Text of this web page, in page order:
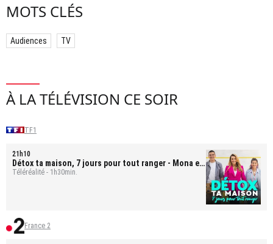
MOTS CLÉS
Audiences TV
À LA TÉLÉVISION CE SOIR
TF1
21h10
Détox ta maison, 7 jours pour tout ranger - Mona et
Bastien
Téléréalité - 1h30min.
France 2